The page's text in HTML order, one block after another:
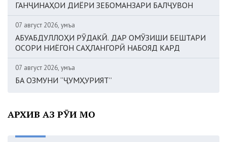
ГАНҶИНАҲОИ ДИЁРИ ЗЕБОМАНЗАРИ БАЛҶУВОН
07 август 2026, Ҷумъа
АБУАБДУЛЛОҲИ РӮДАКӢ. ДАР ОМӮЗИШИ БЕШТАРИ
ОСОРИ НИЁГОН САҲЛАНГОРӢ НАБОЯД КАРД
07 август 2026, Ҷумъа
БА ОЗМУНИ “ҶУМҲУРИЯТ”
АРХИВ АЗ РӮИ МОҲ